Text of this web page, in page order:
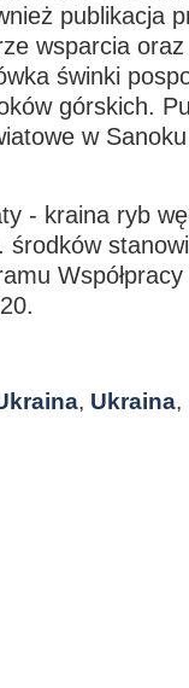
publikacja
wsparcia
świnki
górskich.
w
- kraina ryb
, Ukraina,